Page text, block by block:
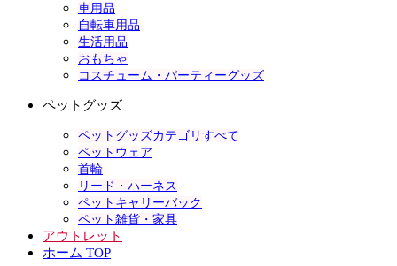
車用品
自転車用品
生活用品
おもちゃ
コスチューム・パーティーグッズ
ペットグッズ
ペットグッズカテゴリすべて
ペットウェア
首輪
リード・ハーネス
ペットキャリーバック
ペット雑貨・家具
アウトレット
ホーム TOP